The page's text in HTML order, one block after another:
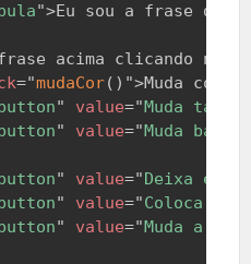
">Eu sou a frase do
acima clicando nos
="mudaCor( ) ">Muda cor
" value="Muda
" value="Muda
" value="Deixa em
" value="Coloca
" value="Muda a cor